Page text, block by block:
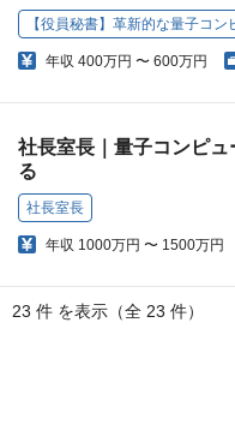
【役員秘書】革新的な量子コ
年収 400万円 〜 600万円
社長室長｜量子コンピ
る
社長室長
年収 1000万円 〜 1500万円
23 件 を表示（全 23 件）